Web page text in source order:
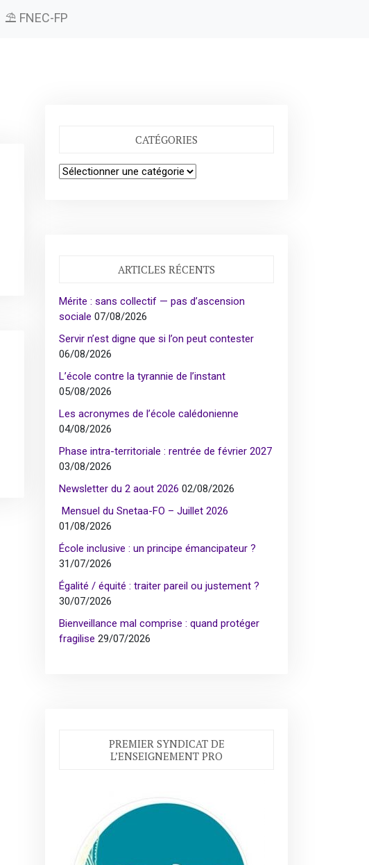
⛱️ FNEC-FP
CATÉGORIES
Catégories
ARTICLES RÉCENTS
Mérite : sans collectif — pas d’ascension
sociale 07/08/2026
Servir n’est digne que si l’on peut contester
06/08/2026
L’école contre la tyrannie de l’instant
05/08/2026
Les acronymes de l’école calédonienne
04/08/2026
Phase intra-territoriale : rentrée de février 2027
03/08/2026
Newsletter du 2 aout 2026 02/08/2026
Mensuel du Snetaa-FO – Juillet 2026
01/08/2026
École inclusive : un principe émancipateur ?
31/07/2026
Égalité / équité : traiter pareil ou justement ?
30/07/2026
Bienveillance mal comprise : quand protéger
fragilise 29/07/2026
PREMIER SYNDICAT DE
L’ENSEIGNEMENT PRO